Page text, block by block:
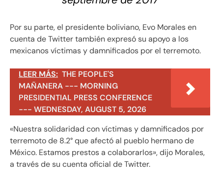
Por su parte, el presidente boliviano, Evo Morales en
cuenta de Twitter también expresó su apoyo a los
mexicanos víctimas y damnificados por el terremoto.
LEER MÁS: THE PEOPLE'S
MAÑANERA --- MORNING
PRESIDENTIAL PRESS CONFERENCE
--- WEDNESDAY, AUGUST 5, 2026
«Nuestra solidaridad con víctimas y damnificados por
terremoto de 8.2° que afectó al pueblo hermano de
México. Estamos prestos a colaborarlos», dijo Morales,
a través de su cuenta oficial de Twitter.